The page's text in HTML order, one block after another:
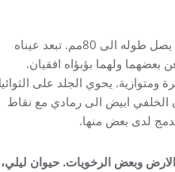
متوسط الحجم يصل طوله الى 80مم. تبعد عيناه
بعضهما ولهما بؤبؤاه افقيان.
ومتوازية. يحوي الجلد على
الخلفي ابيض الى رمادي مع نقاط
لدى بعض منها.
وبعض الرخويات. حيوان